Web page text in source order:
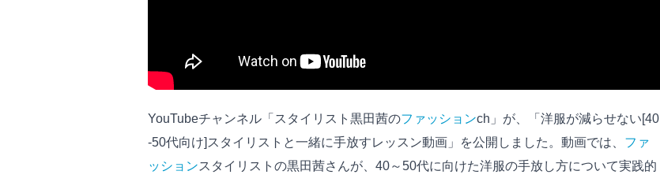
YouTubeチャンネル「スタイリスト黒田茜のファッションch」が、「洋服が減らせない[40
-50代向け]スタイリストと一緒に手放すレッスン動画」を公開しました。動画では、 ファ
ッションスタイリストの黒田茜さんが、40～50代に向けた洋服の手放し方について実践的